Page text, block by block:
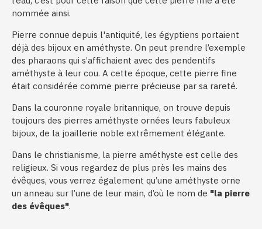
nommée ainsi.
Pierre connue depuis l'antiquité, les égyptiens portaient
déjà des bijoux en améthyste. On peut prendre l’exemple
des pharaons qui s’affichaient avec des pendentifs
améthyste à leur cou. A cette époque, cette pierre fine
était considérée comme pierre précieuse par sa rareté.
Dans la couronne royale britannique, on trouve depuis
toujours des pierres améthyste ornées leurs fabuleux
bijoux, de la joaillerie noble extrêmement élégante.
Dans le christianisme, la pierre améthyste est celle des
religieux. Si vous regardez de plus près les mains des
évêques, vous verrez également qu’une améthyste orne
un anneau sur l’une de leur main, d’où le nom de "la pierre
des évêques".